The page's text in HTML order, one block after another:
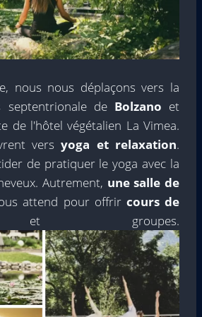
nous nous déplaçons vers la
septentrionale de Bolzano et
de l'hôtel végétalien La Vimea.
vers yoga et relaxation.
de pratiquer le yoga avec la
Autrement, une salle de
attend pour offrircours de